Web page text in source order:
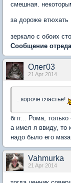
смешная.
за дороже
зеркало с обоих
Сообщение
Олег03
21 Apr 2014
...короче счастье!
бггг... Рома,
а имел я ввиду, то
надо было его
Vahmurka
21 Apr 2014